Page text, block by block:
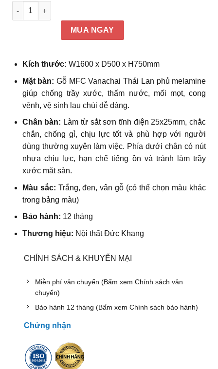
Bàn làm việc tại nhà thông minh, chân sắt kèm tủ lưu trữ 4
MUA NGAY
Kích thước: W1600 x D500 x H750mm
Mặt bàn: Gỗ MFC Vanachai Thái Lan phủ melamine
giúp chống trầy xước, thấm nước, mối mọt, cong
vênh, vệ sinh lau chùi dễ dàng.
Chân bàn: Làm từ sắt sơn tĩnh điện 25x25mm, chắc
chắn, chống gỉ, chịu lực tốt và phù hợp với người
dùng thường xuyên làm việc. Phía dưới chân có nút
nhựa chịu lực, hạn chế tiếng ồn và tránh làm trầy
xước mặt sàn.
Màu sắc: Trắng, đen, vân gỗ (có thể chọn màu khác
trong bảng màu)
Bảo hành: 12 tháng
Thương hiệu: Nội thất Đức Khang
CHÍNH SÁCH & KHUYẾN MẠI
Miễn phí vận chuyển (Bấm xem Chính sách vận
chuyển)
Bảo hành 12 tháng (Bấm xem Chính sách bảo hành)
Chứng nhận